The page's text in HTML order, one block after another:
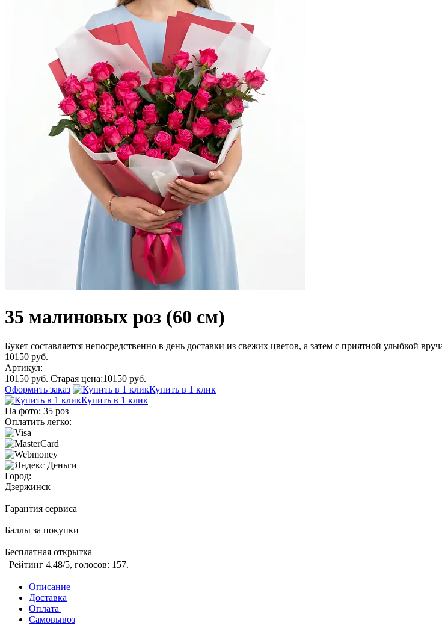
35 малиновых роз (60 см)
Букет составляется непосредственно в день доставки из свежих цветов, а затем с приятной улыбкой
10150 руб.
Артикул:
10150 руб. Старая цена:10150 руб.
Оформить заказ
Купить в 1 клик
Купить в 1 клик
На фото: 35 роз
Оплатить легко:
Город:
Дзержинск
Гарантия сервиса
Баллы за покупки
Бесплатная открытка
Рейтинг 4.48/5, голосов: 157.
Описание
Доставка
Оплата
Самовывоз